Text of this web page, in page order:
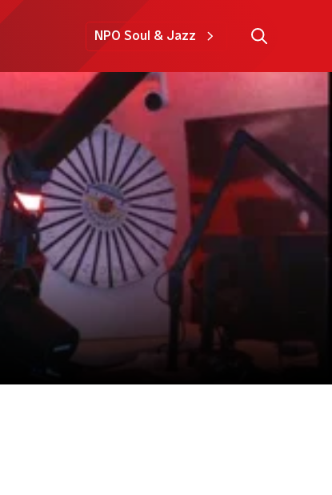
NPO Soul & Jazz